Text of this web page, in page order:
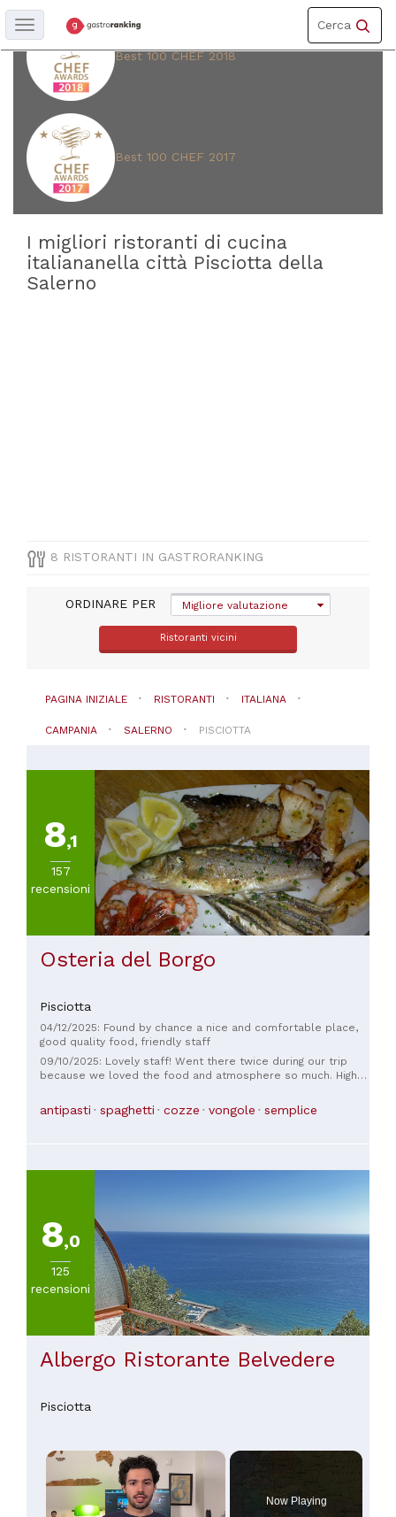
Toggle
navigation
Cerca
Best 100 CHEF 2018
Best 100 CHEF 2017
Toggle
navigation
REGIONE
Campania
PROVINCIA
Salerno
CITTÀ
I migliori ristoranti di cucina
italiananella città Pisciotta della
Salerno
8 RISTORANTI IN GASTRORANKING
ORDINARE PER Migliore valutazione
Ristoranti vicini
PAGINA INIZIALE RISTORANTI ITALIANA
CAMPANIA SALERNO PISCIOTTA
8,1
157
recensioni
Osteria del Borgo
Pisciotta
04/12/2025: Found by chance a nice and comfortable place,
good quality food, friendly staff
09/10/2025: Lovely staff! Went there twice during our trip
because we loved the food and atmosphere so much. Highly
antipasti spaghetti cozze vongole semplice
8,0
125
recensioni
Albergo Ristorante Belvedere
Pisciotta
×
Now Playing